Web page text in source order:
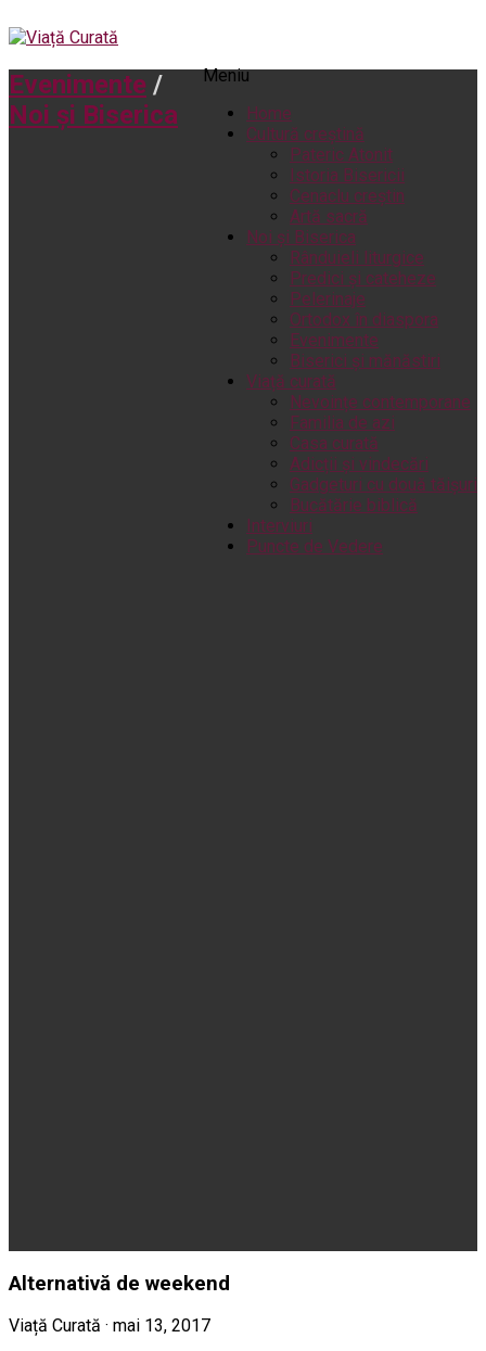
Meniu
Home
Cultură creștină
Pateric Atonit
Istoria Bisericii
Cenaclu creștin
Artă sacră
Noi și Biserica
Rânduieli liturgice
Predici și cateheze
Pelerinaje
Ortodox în diaspora
Evenimente
Biserici și mănăstiri
Viață curată
Nevoințe contemporane
Familia de azi
Casa curată
Adicții și vindecări
Gadgeturi cu două tăișuri
Bucătărie biblică
Interviuri
Puncte de Vedere
Evenimente /
Noi și Biserica
Alternativă de weekend
Viață Curată · mai 13, 2017